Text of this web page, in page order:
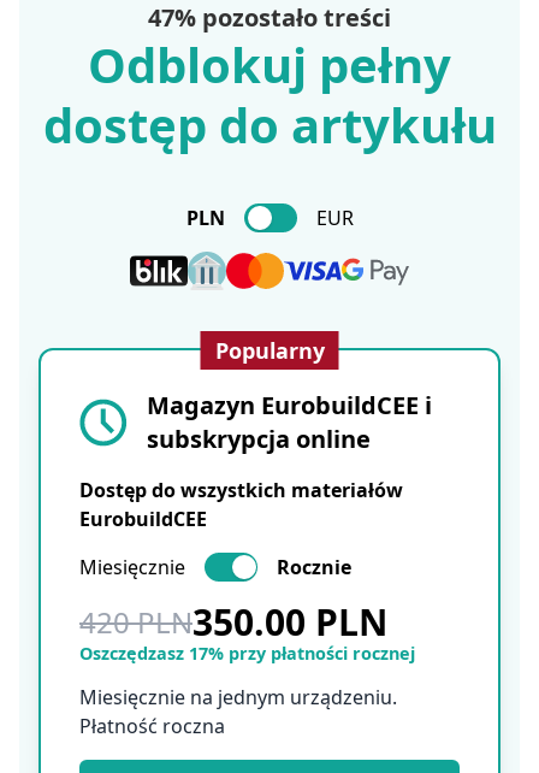
47% pozostało treści
Odblokuj pełny
dostęp do artykułu
PLN EUR
Popularny
Magazyn EurobuildCEE i
subskrypcja online
Dostęp do wszystkich materiałów
EurobuildCEE
Miesięcznie
Rocznie
420 PLN350.00 PLN
Oszczędzasz 17% przy płatności rocznej
Miesięcznie na jednym urządzeniu.
Płatność roczna